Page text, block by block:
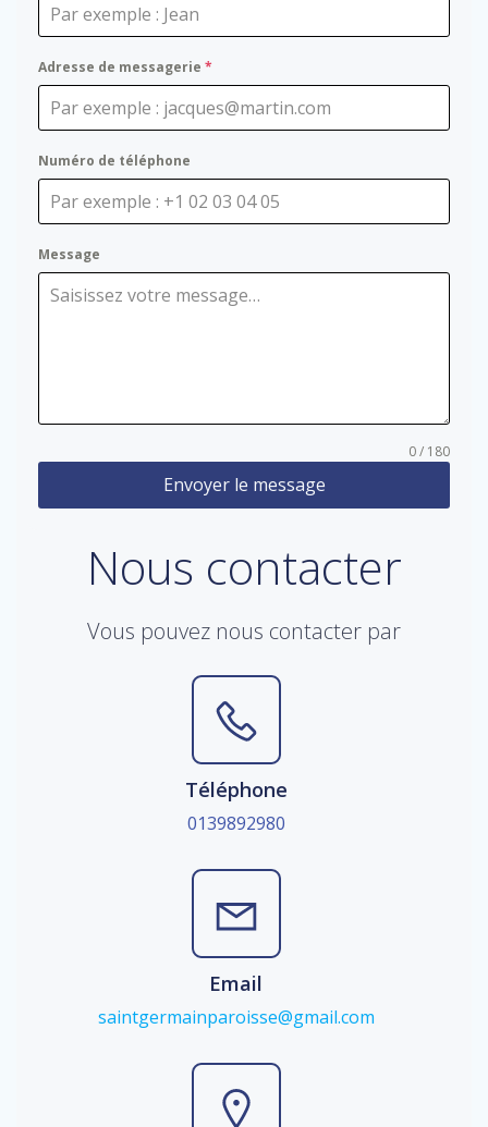
Adresse de messagerie *
Numéro de téléphone
Message
0 / 180
Envoyer le message
Nous contacter
Vous pouvez nous contacter par
Téléphone
0139892980
Email
saintgermainparoisse@gmail.com